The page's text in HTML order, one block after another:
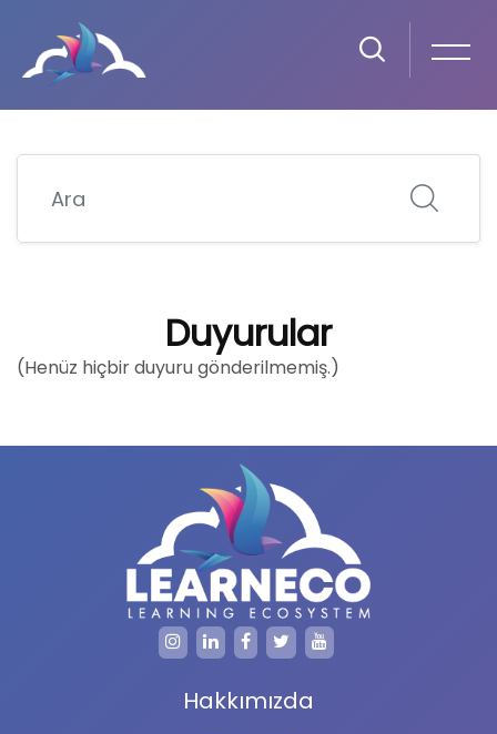
Ara
Duyurular
(Henüz hiçbir duyuru gönderilmemiş.)
Hakkımızda